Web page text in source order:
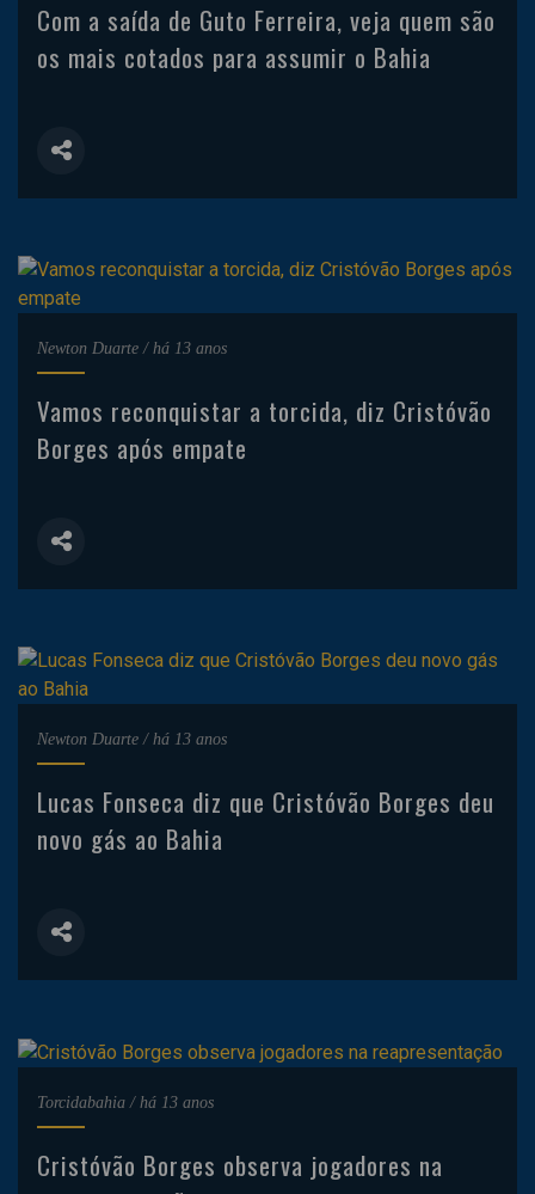
Com a saída de Guto Ferreira, veja quem são
os mais cotados para assumir o Bahia
Newton Duarte / há 13 anos
Vamos reconquistar a torcida, diz Cristóvão
Borges após empate
Newton Duarte / há 13 anos
Lucas Fonseca diz que Cristóvão Borges deu
novo gás ao Bahia
Torcidabahia / há 13 anos
Cristóvão Borges observa jogadores na